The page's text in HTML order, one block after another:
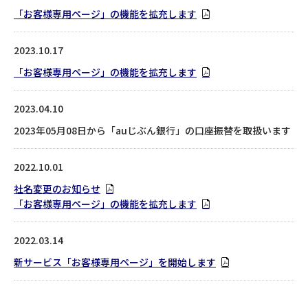
「お客様専用ページ」の機能を拡充します
2023.10.17
「お客様専用ページ」の機能を拡充します
2023.04.10
2023年05月08日から「auじぶん銀行」の口座振替を取扱います
2022.10.01
社名変更のお知らせ
「お客様専用ページ」の機能を拡充します
2022.03.14
新サービス「お客様専用ページ」を開始します